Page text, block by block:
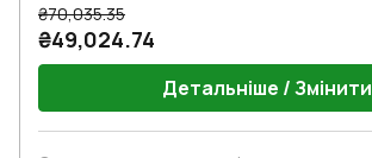
₴70,035.35
₴49,024.74
Детальніше / Змінити